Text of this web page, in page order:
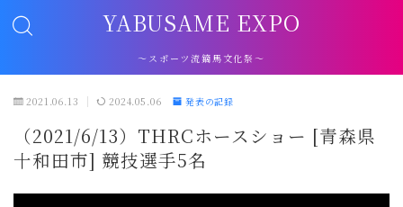
YABUSAME EXPO
～スポーツ流鏑馬文化祭～
2021.06.13 2024.05.06 発表の記録
（2021/6/13）THRCホースショー [青森県
十和田市] 競技選手5名